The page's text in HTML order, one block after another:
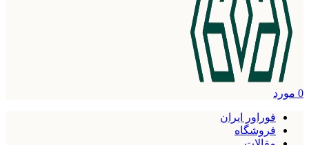
0 مورد
فوراور ایران
فروشگاه